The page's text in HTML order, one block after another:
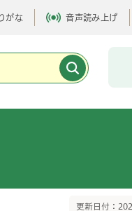
がな 音声読み上げ
更新日付：